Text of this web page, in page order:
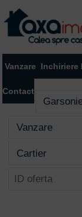
Vanzare Inchiriere
Contact